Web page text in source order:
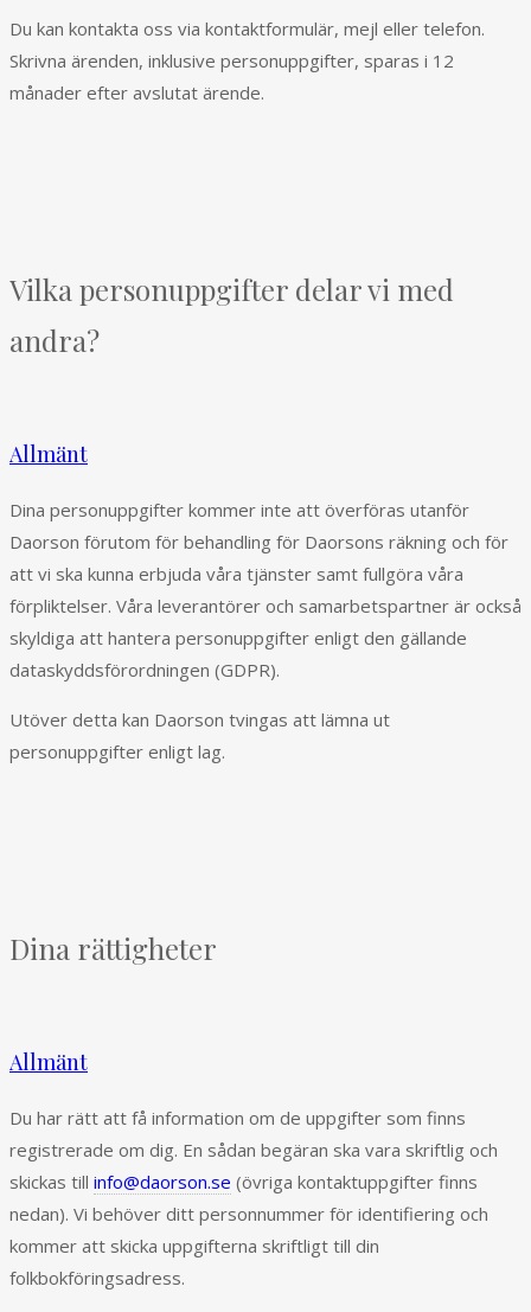
Du kan kontakta oss via kontaktformulär, mejl eller telefon.
Skrivna ärenden, inklusive personuppgifter, sparas i 12
månader efter avslutat ärende.
Vilka personuppgifter delar vi med
andra?
Allmänt
Dina personuppgifter kommer inte att överföras utanför
Daorson förutom för behandling för Daorsons räkning och för
att vi ska kunna erbjuda våra tjänster samt fullgöra våra
förpliktelser. Våra leverantörer och samarbetspartner är också
skyldiga att hantera personuppgifter enligt den gällande
dataskyddsförordningen (GDPR).
Utöver detta kan Daorson tvingas att lämna ut
personuppgifter enligt lag.
Dina rättigheter
Allmänt
Du har rätt att få information om de uppgifter som finns
registrerade om dig. En sådan begäran ska vara skriftlig och
skickas till info@daorson.se (övriga kontaktuppgifter finns
nedan). Vi behöver ditt personnummer för identifiering och
kommer att skicka uppgifterna skriftligt till din
folkbokföringsadress.